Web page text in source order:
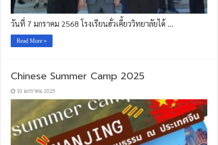
วันที่ 7 มกราคม 2568 โรงเรียนฮั่วเคี้ยววิทยาลัยได้ …
Read More »
Chinese Summer Camp 2025
10 มกราคม 2025